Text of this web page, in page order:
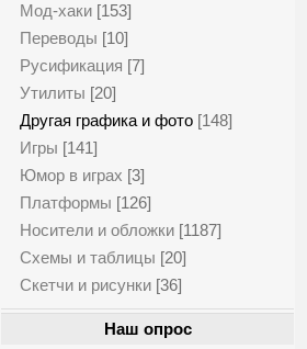
Мод-хаки [153]
Переводы [10]
Русификация [7]
Утилиты [20]
Другая графика и фото [148]
Игры [141]
Юмор в играх [3]
Платформы [126]
Носители и обложки [1187]
Схемы и таблицы [20]
Скетчи и рисунки [36]
Наш опрос